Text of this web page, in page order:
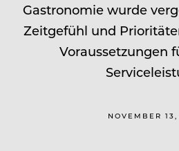
Gastronomie wurde
Zeitgefühl und
Voraussetzungen
NOVEMBER